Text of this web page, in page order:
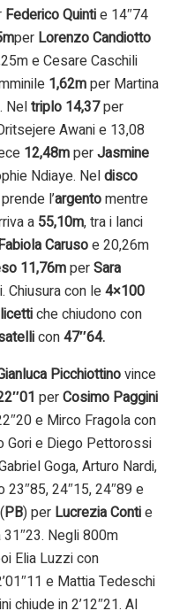
Federico Quintie 14″74
per Lorenzo Candiotto
e Cesare Caschili
1,62mper Martina
Neltriplo 14,37per
Awani e 13,08
12,48mperJasmine
Ndiaye. Neldisco
l’argentomentre
a 55,10m, tra i lanci
Carusoe 20,26m
11,76mperSara
Chiusura con le4×100
che chiudono con
con47″64.
Picchiottinovince
perCosimo Paggini
e Mirco Fragola con
Gori e Diego Pettorossi
Goga, Arturo Nardi,
23″85, 24″15, 24″89 e
PB) per Lucrezia Contie
31″23. Negli 800m
Elia Luzzi con
e Mattia Tedeschi
chiude in 2’12″21. Al